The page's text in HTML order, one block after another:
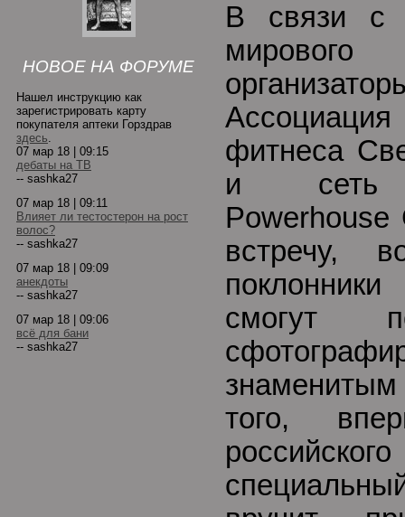
НОВОЕ НА ФОРУМЕ
Нашел инструкцию как
зарегистрировать карту
покупателя аптеки Горздрав
здесь.
07 мар 18 | 09:15
дебаты на ТВ
-- sashka27
07 мар 18 | 09:11
Влияет ли тестостерон на рост
волос?
-- sashka27
07 мар 18 | 09:09
анекдоты
-- sashka27
07 мар 18 | 09:06
всё для бани
-- sashka27
В связи с
фитнеса
и сеть
встречу,
смогут
того,